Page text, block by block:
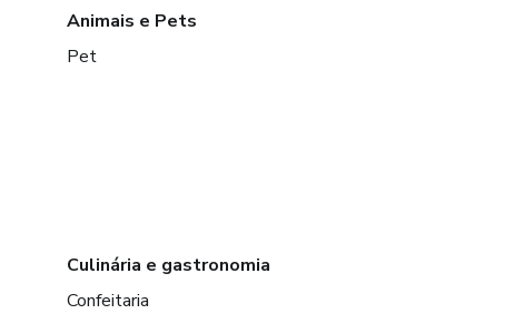
Animais e Pets
Pet
Culinária e gastronomia
Confeitaria